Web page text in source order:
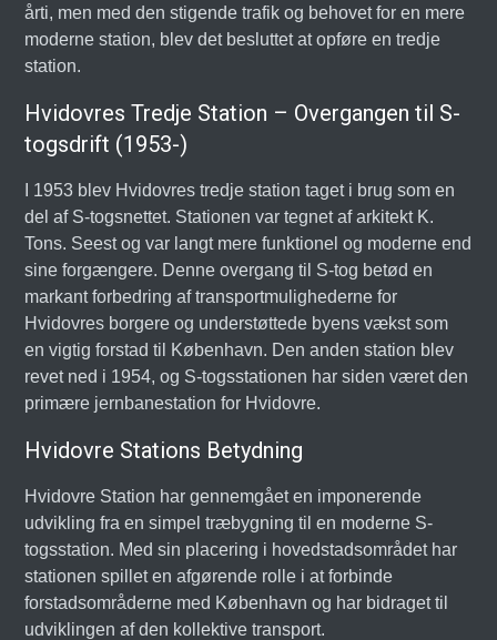
årti, men med den stigende trafik og behovet for en mere
moderne station, blev det besluttet at opføre en tredje
station.
Hvidovres Tredje Station – Overgangen til S-
togsdrift (1953-)
I 1953 blev Hvidovres tredje station taget i brug som en
del af S-togsnettet. Stationen var tegnet af arkitekt K.
Tons. Seest og var langt mere funktionel og moderne end
sine forgængere. Denne overgang til S-tog betød en
markant forbedring af transportmulighederne for
Hvidovres borgere og understøttede byens vækst som
en vigtig forstad til København. Den anden station blev
revet ned i 1954, og S-togsstationen har siden været den
primære jernbanestation for Hvidovre.
Hvidovre Stations Betydning
Hvidovre Station har gennemgået en imponerende
udvikling fra en simpel træbygning til en moderne S-
togsstation. Med sin placering i hovedstadsområdet har
stationen spillet en afgørende rolle i at forbinde
forstadsområderne med København og har bidraget til
udviklingen af den kollektive transport.